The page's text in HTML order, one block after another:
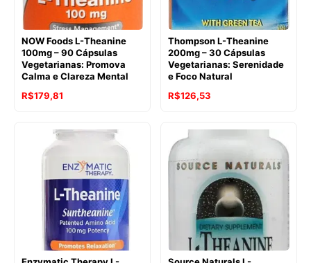
NOW Foods L-Theanine
100mg – 90 Cápsulas
Vegetarianas: Promova
Calma e Clareza Mental
O
original
R$265,55.
R$179,81
atual
R$179,81.
Thompson L-Theanine
200mg – 30 Cápsulas
Vegetarianas: Serenidade
e Foco Natural
O
original
era:
R$190,16.
R$126,53
atual
R$126,53.